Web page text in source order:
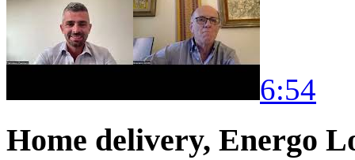
6:54
Home delivery, Energo